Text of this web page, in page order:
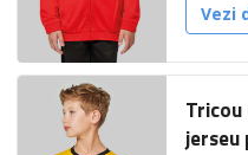
Vezi
Tricou
jerseu